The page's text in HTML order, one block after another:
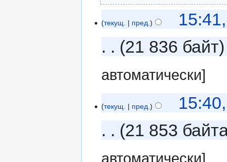
текущ. пред.
21 836 байт
автоматически]
текущ. пред.
21 853
автоматически]